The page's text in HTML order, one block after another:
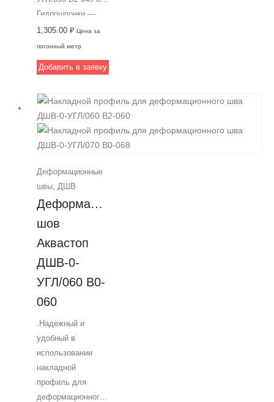
Аквастоп, что
гарантирует его
высокое качество
Гидрошпонки —
идеальное
решение для
надежного
механизма в
пешеходных зонах
с высокой
интенсивностью
шва 50 мм,
закладной монтаж,
подходит для
устройства швов в
деловых центрах.
Гарантирует
качество и
производителя.
1,305.00 ₽ Цена за
погонный метр
Добавить в заявку
Деформационные
швы, ДШВ
Деформационный
шов
Аквастоп
ДШВ-0-
УГЛ/060 В0-
060
.Надежный и
удобный в
использовании
накладной
профиль для
деформационного